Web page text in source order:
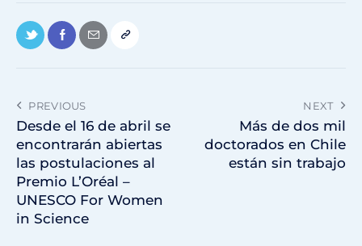
PREVIOUS
Desde el 16 de abril se
encontrarán abiertas
las postulaciones al
Premio L’Oréal –
UNESCO For Women
in Science
NEXT
Más de dos mil
doctorados en Chile
están sin trabajo